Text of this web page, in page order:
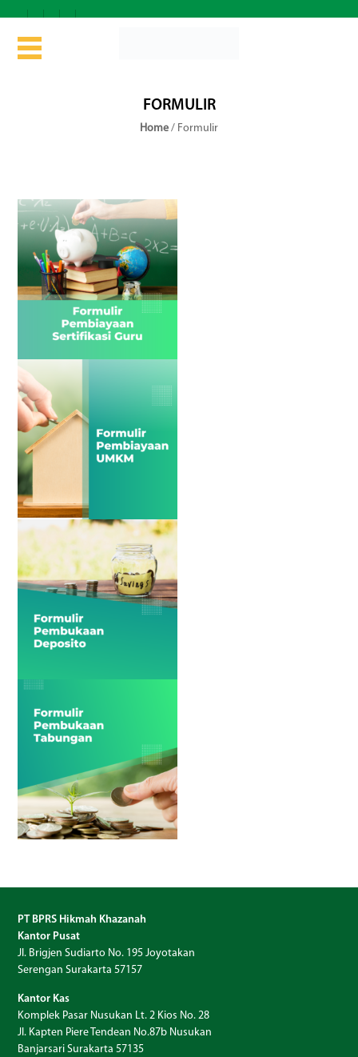
FORMULIR
Home / Formulir
PT BPRS Hikmah Khazanah
Kantor Pusat
Jl. Brigjen Sudiarto No. 195 Joyotakan
Serengan Surakarta 57157
Kantor Kas
Komplek Pasar Nusukan Lt. 2 Kios No. 28
Jl. Kapten Piere Tendean No.87b Nusukan
Banjarsari Surakarta 57135